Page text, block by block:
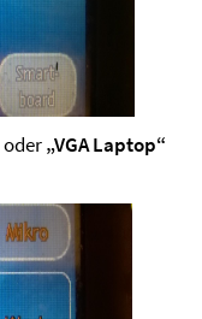
oder„VGA Laptop“